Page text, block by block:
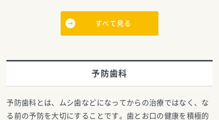
すべて見る
予防歯科
予防歯科とは、ムシ歯などになってからの治療ではなく、な
る前の予防を大切にすることです。歯とお口の健康を積極的